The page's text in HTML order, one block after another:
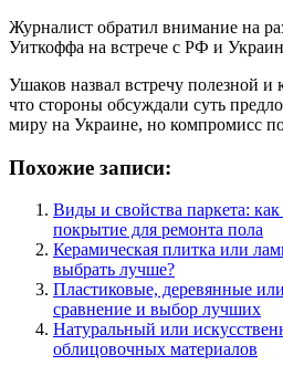
Журналист обратил внимание на
Уиткоффа на встрече с РФ и
Ушаков назвал встречу полезной и
что стороны обсуждали суть
миру на Украине, но компромисс
Похожие записи:
Виды и свойства паркета:
покрытие для ремонта пола
Керамическая плитка или
выбрать лучше?
Пластиковые, деревянные
сравнение и выбор лучших
Натуральный или
облицовочных материалов